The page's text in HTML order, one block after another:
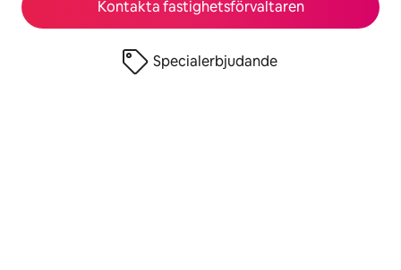
Kontakta fastighetsförvaltaren
Specialerbjudande